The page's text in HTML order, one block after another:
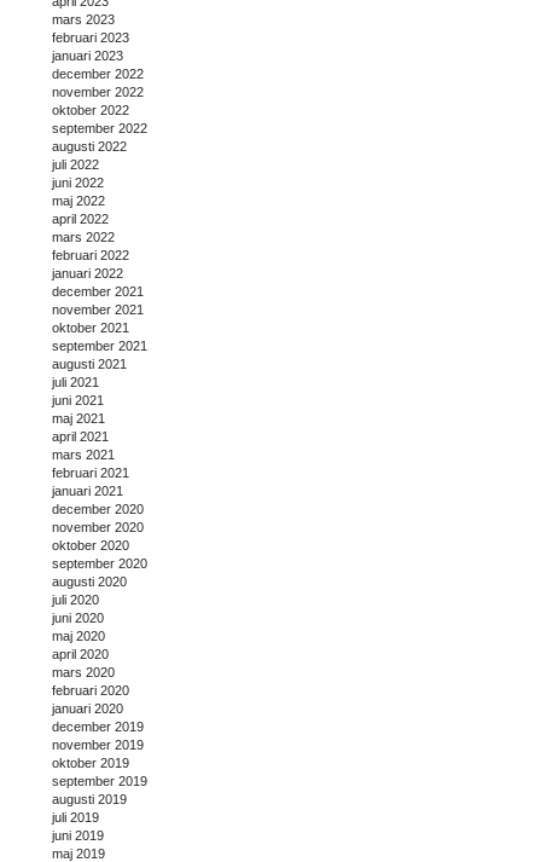
mars 2023
februari 2023
januari 2023
december 2022
november 2022
oktober 2022
september 2022
augusti 2022
juli 2022
juni 2022
maj 2022
april 2022
mars 2022
februari 2022
januari 2022
december 2021
november 2021
oktober 2021
september 2021
augusti 2021
juli 2021
juni 2021
maj 2021
april 2021
mars 2021
februari 2021
januari 2021
december 2020
november 2020
oktober 2020
september 2020
augusti 2020
juli 2020
juni 2020
maj 2020
april 2020
mars 2020
februari 2020
januari 2020
december 2019
november 2019
oktober 2019
september 2019
augusti 2019
juli 2019
juni 2019
maj 2019